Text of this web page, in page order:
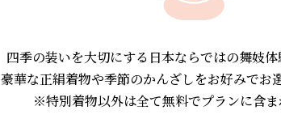
四季の装いを大切にする日本ならではの舞妓
豪華な正絹着物や季節のかんざしをお好みでお
※特別着物以外は全て無料でプランに含ま